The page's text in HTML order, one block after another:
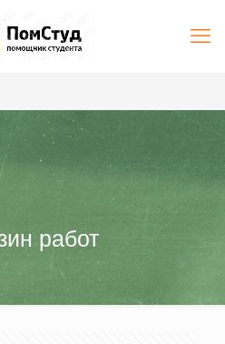
работ